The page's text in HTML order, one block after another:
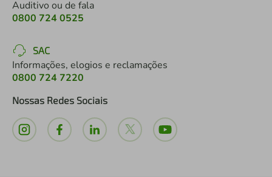
Auditivo ou de fala
0800 724 0525
SAC
Informações, elogios e reclamações
0800 724 7220
Nossas Redes Sociais